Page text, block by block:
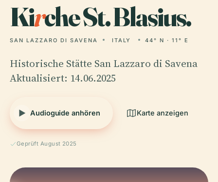
Kirche St. Blasius.
SAN LAZZARO DI SAVENA ITALY 44° N · 11° E
Historische Stätte San Lazzaro di Savena
Aktualisiert: 14.06.2025
Audioguide anhören Karte anzeigen
Geprüft August 2025